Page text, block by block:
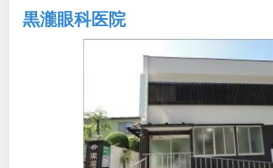
黒瀧眼科医院